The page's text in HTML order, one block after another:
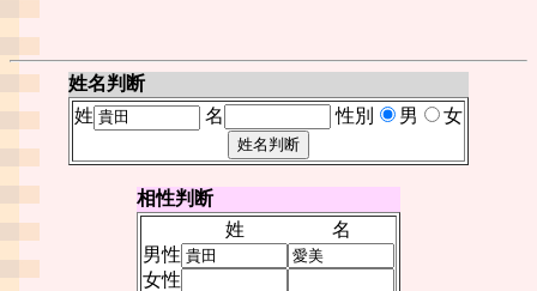
姓名判断
姓
名 性別 男 女
相性判断
姓
名
男性
女性